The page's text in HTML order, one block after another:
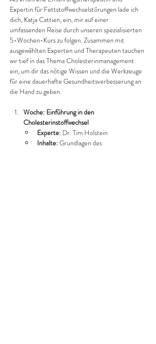
Expertin für Fettstoffwechselstörungen lade ich
dich, Katja Cattien, ein, mir auf einer
umfassenden Reise durch unseren spezialisierten
5-Wochen-Kurs zu folgen. Zusammen mit
ausgewählten Experten und Therapeuten tauchen
wir tief in das Thema Cholesterinmanagement
ein, um dir das nötige Wissen und die Werkzeuge
für eine dauerhafte Gesundheitsverbesserung an
die Hand zu geben.
Woche: Einführung in den
Cholesterinstoffwechsel
Experte: Dr. Tim Holstein
Inhalte: Grundlagen des